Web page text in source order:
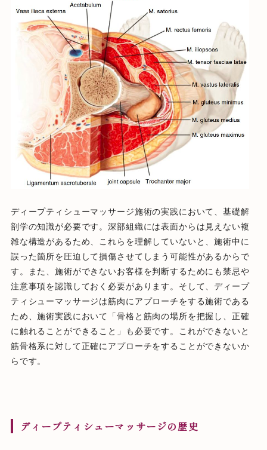
ディープティシューマッサージ施術の実践において、基礎解
剖学の知識が必要です。深部組織には表面からは見えない複
雑な構造があるため、これらを理解していないと、施術中に
誤った箇所を圧迫して損傷させてしまう可能性があるからで
す。また、施術ができないお客様を判断するためにも禁忌や
注意事項を認識しておく必要があります。そして、ディープ
ティシューマッサージは筋肉にアプローチをする施術である
ため、施術実践において「骨格と筋肉の場所を把握し、正確
に触れることができること」も必要です。これができないと
筋骨格系に対して正確にアプローチをすることができないか
らです。
ディープティシューマッサージの歴史